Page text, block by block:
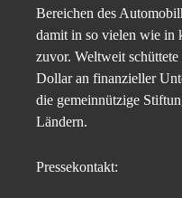
Bereichen des
damit in so vielen wie in
zuvor. Weltweit
Dollar an finanzieller
die gemeinnützige
Ländern.
Pressekontakt: